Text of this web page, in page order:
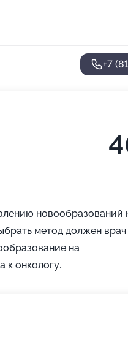
+7
новообразований
метод должен врач
на
к онкологу.